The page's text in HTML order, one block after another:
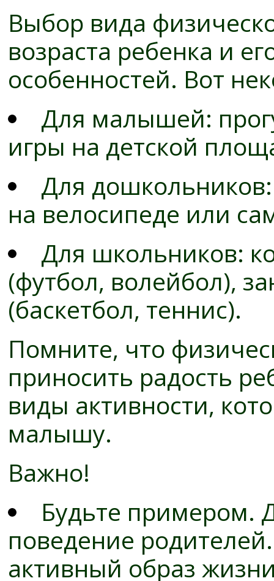
Выбор вида
возраста ребенка и
особенностей. Вот
Для малышей:
игры на детской
Для
на велосипеде или
Для школьников:
(футбол, волейбол),
(баскетбол, теннис).
Помните, что
приносить радость
виды активности,
малышу.
Важно!
Будьте примером.
поведение
активный образ